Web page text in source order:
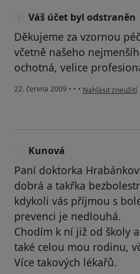
Váš účet byl odstraněn
Děkujeme za vzornou
včetně našeho
ochotná, velice
22. června 2009 • • • podle názoru
Nahlásit zneužití
Kunová
Paní doktorka
dobrá a takřka
kdykoli vás příjmou s
prevenci je nedlouhá.
Chodím k ní již od školy
také celou mou rodinu,
Více takových lékařů.